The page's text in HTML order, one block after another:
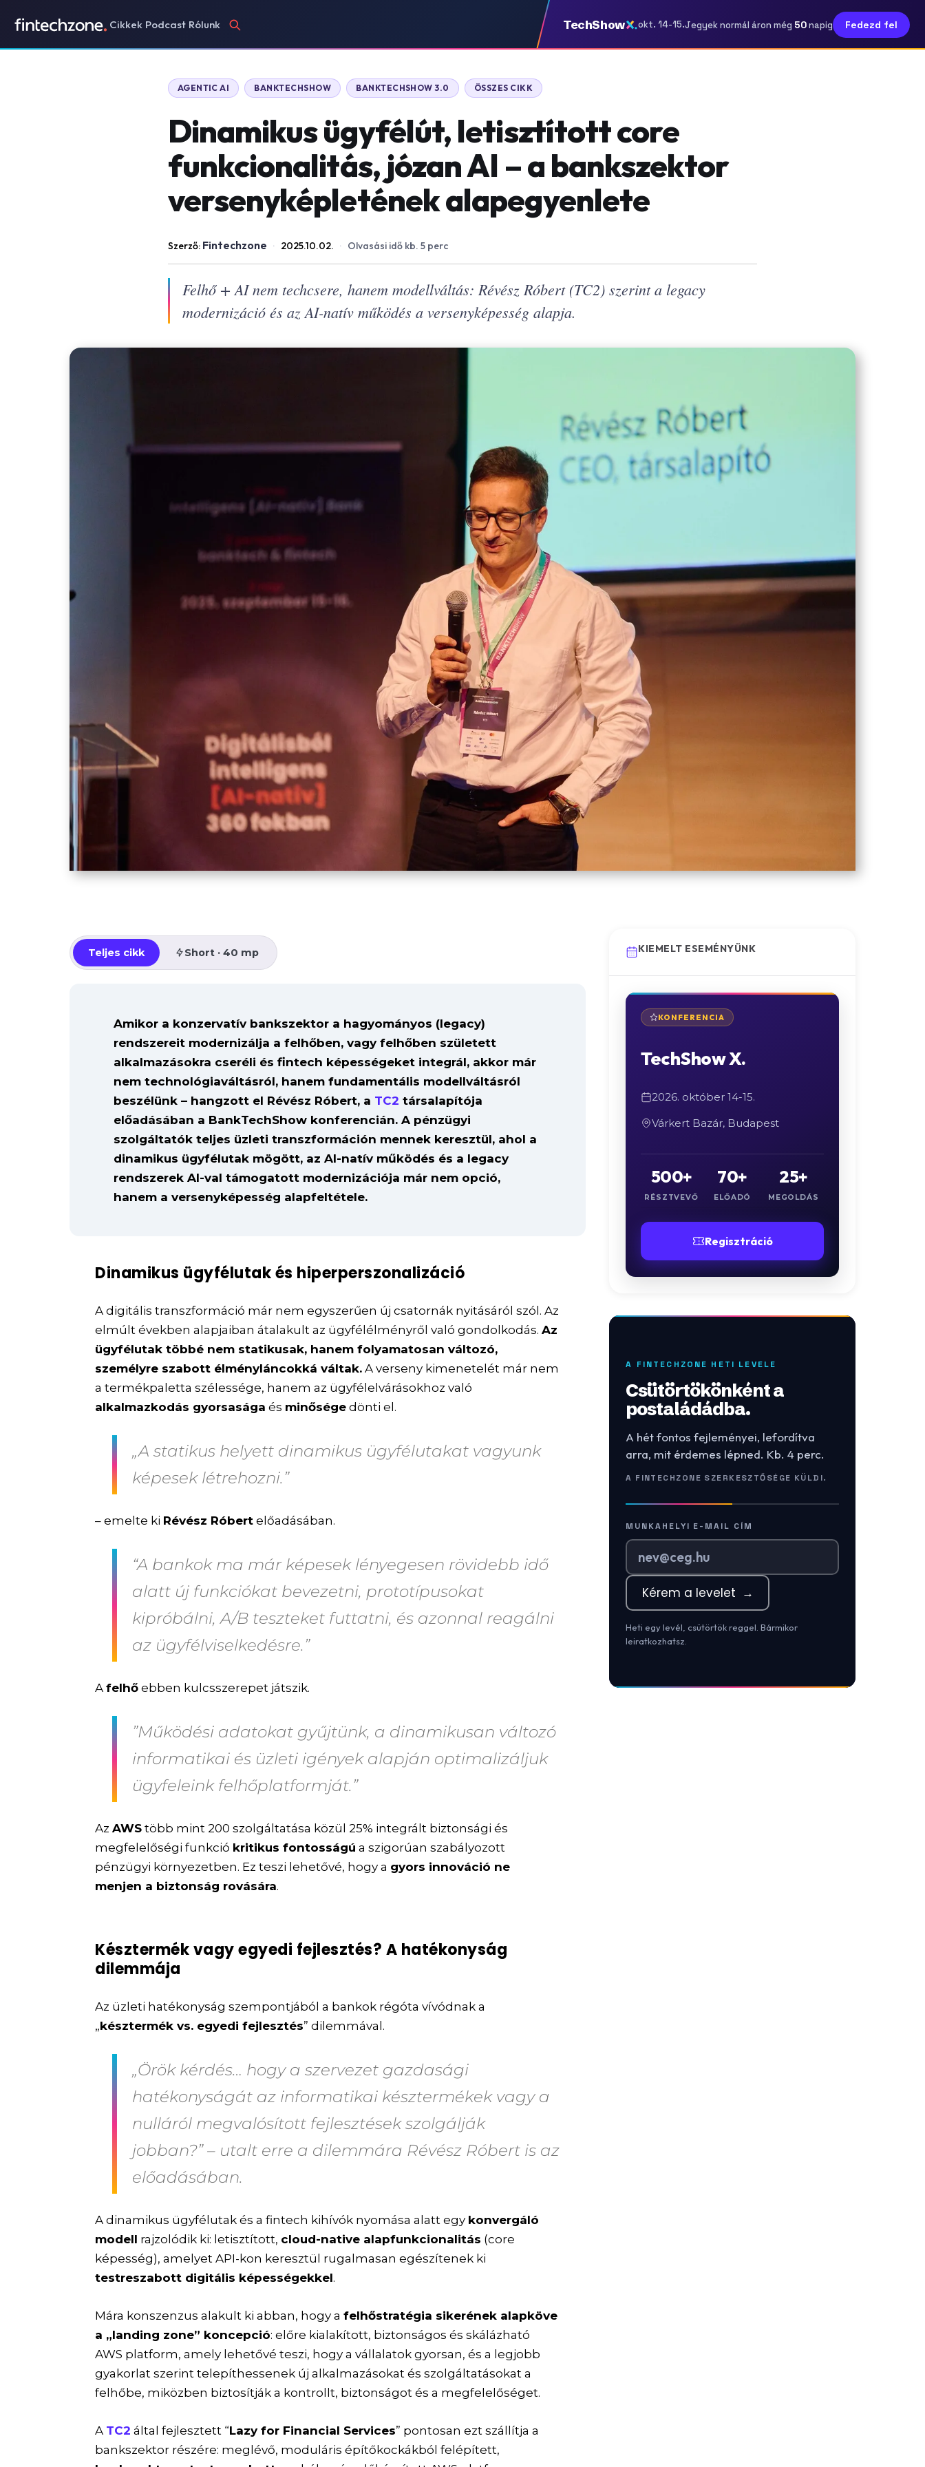
Cikkek Podcast Rólunk TechShow okt. 14-15.Jegyek normál áron még 50napig Fedezd fel
AGENTIC AI BANKTECHSHOW BANKTECHSHOW 3.0 ÖSSZES CIKK
Dinamikus ügyfélút, letisztított core
funkcionalitás, józan AI – a bankszektor
versenyképletének alapegyenlete
Szerző: Fintechzone · 2025.10.02. · Olvasási idő kb. 5 perc
Felhő + AI nem techcsere, hanem modellváltás: Révész Róbert (TC2) szerint a legacy
modernizáció és az AI-natív működés a versenyképesség alapja.
Teljes cikk Short · 40 mp
Amikor a konzervatív bankszektor a hagyományos (legacy)
rendszereit modernizálja a felhőben, vagy felhőben született
alkalmazásokra cseréli és fintech képességeket integrál, akkor már
nem technológiaváltásról, hanem fundamentális modellváltásról
beszélünk – hangzott el Révész Róbert, a TC2 társalapítója
előadásában a BankTechShow konferencián. A pénzügyi
szolgáltatók teljes üzleti transzformáción mennek keresztül, ahol a
dinamikus ügyfélutak mögött, az AI-natív működés és a legacy
rendszerek AI-val támogatott modernizációja már nem opció,
hanem a versenyképesség alapfeltétele.
Dinamikus ügyfélutak és hiperperszonalizáció
A digitális transzformáció már nem egyszerűen új csatornák nyitásáról szól. Az
elmúlt években alapjaiban átalakult az ügyfélélményről való gondolkodás.Az
ügyfélutak többé nem statikusak, hanem folyamatosan változó,
személyre szabott élményláncokká váltak. A verseny kimenetelét már nem
a termékpaletta szélessége, hanem az ügyfélelvárásokhoz való
alkalmazkodás gyorsasága és minősége dönti el.
„A statikus helyett dinamikus ügyfélutakat vagyunk
képesek létrehozni.”
– emelte ki Révész Róbert előadásában.
“A bankok ma már képesek lényegesen rövidebb idő
alatt új funkciókat bevezetni, prototípusokat
kipróbálni, A/B teszteket futtatni, és azonnal reagálni
az ügyfélviselkedésre.”
Afelhő ebben kulcsszerepet játszik.
”Működési adatokat gyűjtünk, a dinamikusan változó
informatikai és üzleti igények alapján optimalizáljuk
ügyfeleink felhőplatformját.”
AzAWS több mint 200 szolgáltatása közül 25% integrált biztonsági és
megfelelőségi funkció kritikus fontosságú a szigorúan szabályozott
pénzügyi környezetben. Ez teszi lehetővé, hogy a gyors innováció ne
menjen a biztonság rovására.
Késztermék vagy egyedi fejlesztés? A hatékonyság
dilemmája
Az üzleti hatékonyság szempontjából a bankok régóta vívódnak a
„késztermék vs. egyedi fejlesztés” dilemmával.
„Örök kérdés… hogy a szervezet gazdasági
hatékonyságát az informatikai késztermékek vagy a
nulláról megvalósított fejlesztések szolgálják
jobban?” – utalt erre a dilemmára Révész Róbert is az
előadásában.
A dinamikus ügyfélutak és a fintech kihívók nyomása alatt egy konvergáló
modell rajzolódik ki: letisztított, cloud-native alapfunkcionalitás (core
képesség), amelyet API-kon keresztül rugalmasan egészítenek ki
testreszabott digitális képességekkel.
Mára konszenzus alakult ki abban, hogy afelhőstratégia sikerének alapköve
a „landing zone” koncepció: előre kialakított, biztonságos és skálázható
AWS platform, amely lehetővé teszi, hogy a vállalatok gyorsan, és a legjobb
gyakorlat szerint telepíthessenek új alkalmazásokat és szolgáltatásokat a
felhőbe, miközben biztosítják a kontrollt, biztonságot és a megfelelőséget.
A TC2 által fejlesztett “Lazy for Financial Services” pontosan ezt szállítja a
bankszektor részére: meglévő, moduláris építőkockákból felépített,
KIEMELT ESEMÉNYÜNK
KONFERENCIA
TechShow X.
2026. október 14-15.
Várkert Bazár, Budapest
500+
RÉSZTVEVŐ
70+
ELŐADÓ
25+
MEGOLDÁS
Regisztráció
A FINTECHZONE HETI LEVELE
Csütörtökönként a
postaládádba.
A hét fontos fejleményei, lefordítva
arra, mit érdemes lépned. Kb. 4 perc.
A FINTECHZONE SZERKESZTŐSÉGE KÜLDI.
MUNKAHELYI E-MAIL CÍM
Kérem a levelet →
Heti egy levél, csütörtök reggel. Bármikor
leiratkozhatsz.